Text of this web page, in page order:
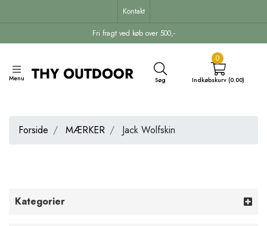
Fri fragt ved køb over 500,-
Kontakt
Menu Søg
0
Indkøbskurv (0.00)
Forside MÆRKER Jack Wolfskin
Kategorier